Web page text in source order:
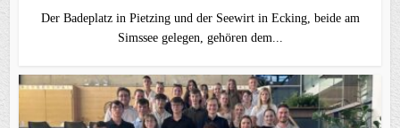
Der Badeplatz in Pietzing und der Seewirt in Ecking, beide am
Simssee gelegen, gehören dem...